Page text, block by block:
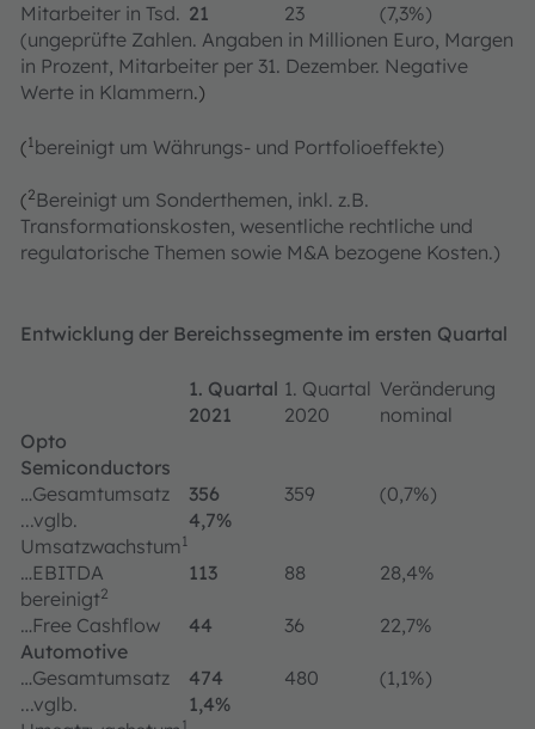
Mitarbeiter in Tsd. 21 23
(7,3%)
(ungeprüfte Zahlen. Angaben in Millionen Euro, Margen
in Prozent, Mitarbeiter per 31. Dezember. Negative
Werte in Klammern.)
(1bereinigt um Währungs- und Portfolioeffekte)
(2 Bereinigt um Sonderthemen, inkl. z.B.
Transformationskosten, wesentliche rechtliche und
regulatorische Themen sowie M&A bezogene Kosten.)
Entwicklung der Bereichssegmente im ersten Quartal
1. Quartal
2021
1. Quartal
2020
Veränderung
nominal
Opto
Semiconductors
…Gesamtumsatz
356 359
(0,7%)
...vglb.
Umsatzwachstum1
4,7%
…EBITDA
bereinigt2
113 88 28,4%
…Free Cashflow 44 36
22,7%
Automotive
…Gesamtumsatz
474 480
(1,1%)
...vglb.
1
1,4%